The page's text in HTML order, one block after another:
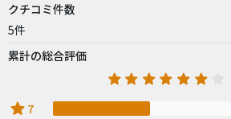
クチコミ件数
5件
累計の総合評価
star 7